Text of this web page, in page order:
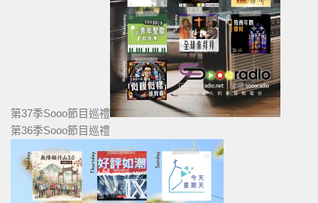
第37季Sooo節目巡禮
第36季Sooo節目巡禮